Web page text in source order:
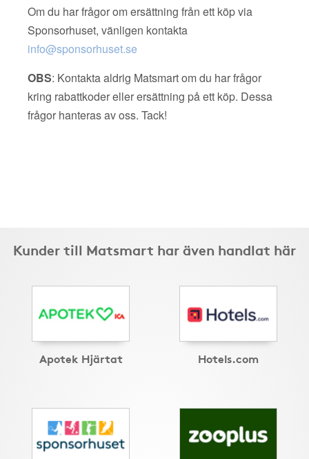
Om du har frågor om ersättning från ett köp via
Sponsorhuset, vänligen kontakta
info@sponsorhuset.se
OBS: Kontakta aldrig Matsmart om du har frågor
kring rabattkoder eller ersättning på ett köp. Dessa
frågor hanteras av oss. Tack!
Kunder till Matsmart har även handlat här
Apotek Hjärtat Hotels.com